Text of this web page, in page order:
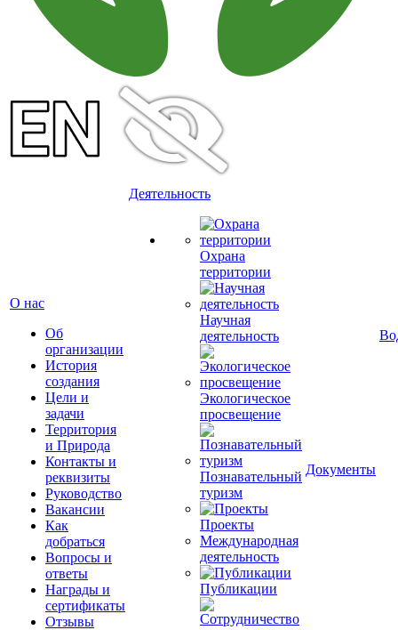
О нас
Об
организации
История
создания
Цели и
задачи
Территория
и Природа
Контакты и
реквизиты
Руководство
Вакансии
Как
добраться
Вопросы и
ответы
Награды и
сертификаты
Отзывы
Деятельность
Охрана
территории
Научная
деятельность
Экологическое
просвещение
Познавательный
туризм
Проекты
Международная
деятельность
Публикации
Документы